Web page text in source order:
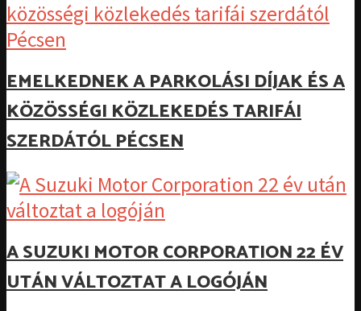
EMELKEDNEK A PARKOLÁSI DÍJAK ÉS A
KÖZÖSSÉGI KÖZLEKEDÉS TARIFÁI
SZERDÁTÓL PÉCSEN
A SUZUKI MOTOR CORPORATION 22 ÉV
UTÁN VÁLTOZTAT A LOGÓJÁN